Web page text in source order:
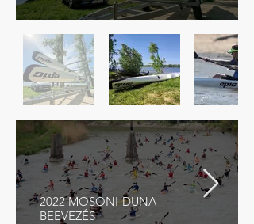
2022 MOSONI-DUNA
BEEVEZÉS